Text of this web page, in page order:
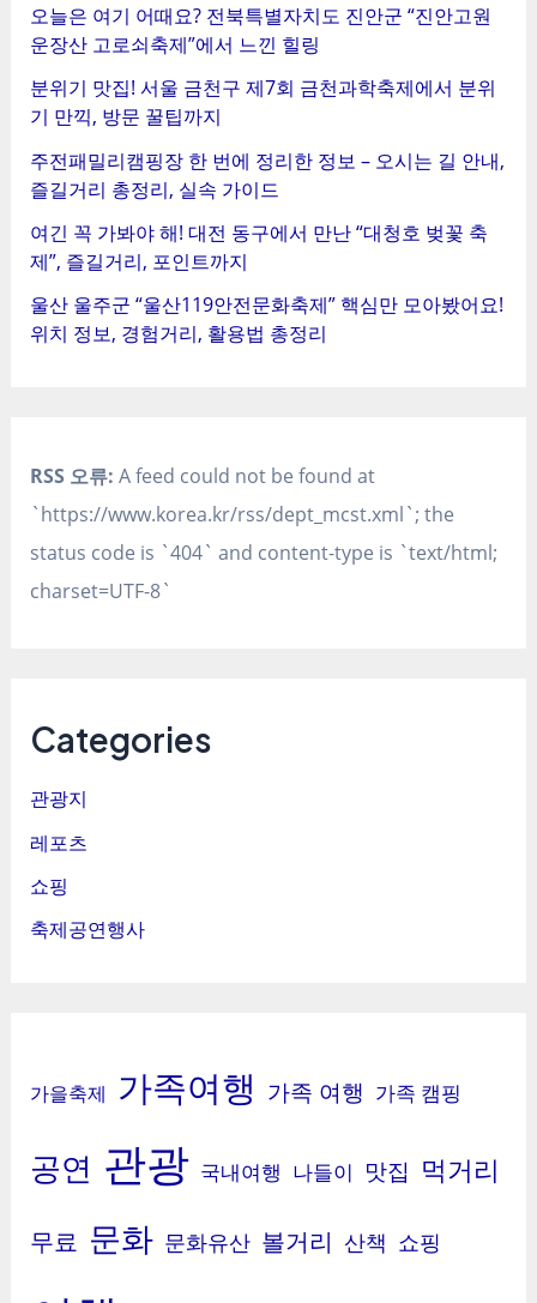
오늘은 여기 어때요? 전북특별자치도 진안군 “진안고원
운장산 고로쇠축제”에서 느낀 힐링
분위기 맛집! 서울 금천구 제7회 금천과학축제에서 분위
기 만끽, 방문 꿀팁까지
주전패밀리캠핑장 한 번에 정리한 정보 – 오시는 길 안내,
즐길거리 총정리, 실속 가이드
여긴 꼭 가봐야 해! 대전 동구에서 만난 “대청호 벚꽃 축
제”, 즐길거리, 포인트까지
울산 울주군 “울산119안전문화축제” 핵심만 모아봤어요!
위치 정보, 경험거리, 활용법 총정리
RSS 오류: A feed could not be found at
`https://www.korea.kr/rss/dept_mcst.xml`; the
status code is `404` and content-type is `text/html;
charset=UTF-8`
Categories
관광지
레포츠
쇼핑
축제공연행사
가을축제 가족여행 가족 여행 가족 캠핑
공연 관광 국내여행 나들이 맛집 먹거리
무료 문화 문화유산 볼거리 산책 쇼핑